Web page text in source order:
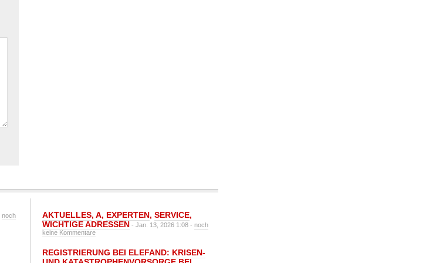
noch
AKTUELLES, A, EXPERTEN, SERVICE,
WICHTIGE ADRESSEN - Jan. 13, 2026 1:08 - noch
keine Kommentare
REGISTRIERUNG BEI ELEFAND: KRISEN-